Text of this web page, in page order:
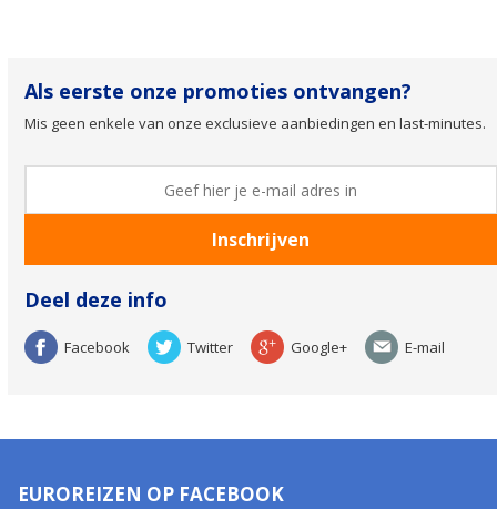
Als eerste onze promoties ontvangen?
Mis geen enkele van onze exclusieve aanbiedingen en last-minutes.
Deel deze info
Facebook Twitter Google+ E-mail
EUROREIZEN OP FACEBOOK